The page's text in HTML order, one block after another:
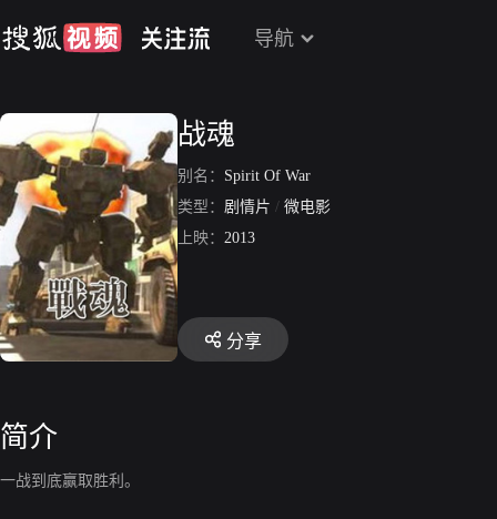
导航
战魂
别名： Spirit Of War
类型： 剧情片 / 微电影
上映： 2013
分享
简介
一战到底赢取胜利。